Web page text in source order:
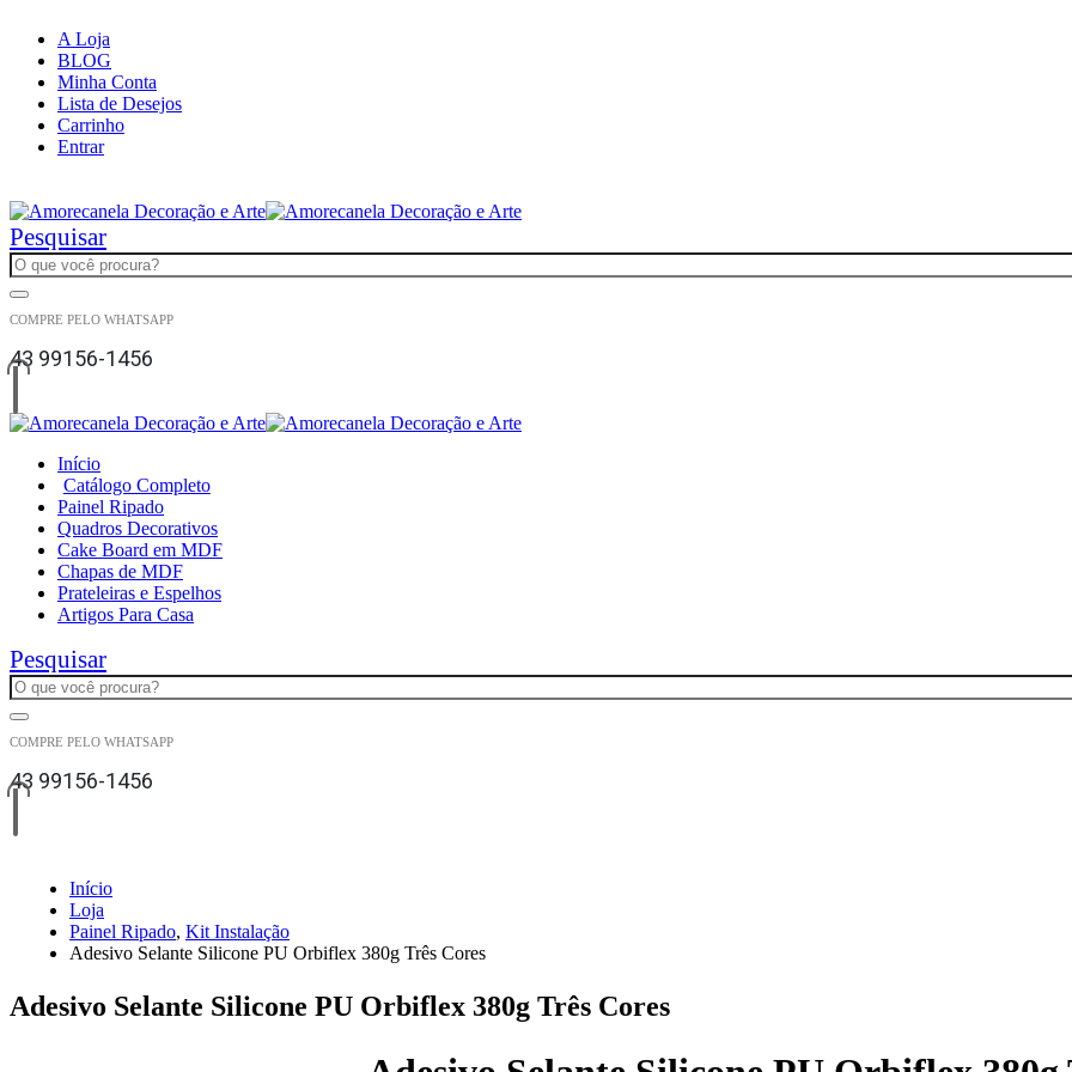
A Loja
BLOG
Minha Conta
Lista de Desejos
Carrinho
Entrar
Pesquisar
COMPRE PELO WHATSAPP
43 99156-1456
Início
Catálogo Completo
Painel Ripado
Quadros Decorativos
Cake Board em MDF
Chapas de MDF
Prateleiras e Espelhos
Artigos Para Casa
Pesquisar
COMPRE PELO WHATSAPP
43 99156-1456
Início
Loja
Painel Ripado, Kit Instalação
Adesivo Selante Silicone PU Orbiflex 380g Três Cores
Adesivo Selante Silicone PU Orbiflex 380g Três Cores